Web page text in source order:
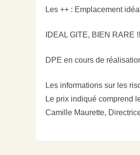
Les ++ : Emplacement
IDEAL GITE, BIEN RARE !!
DPE en cours de
Les informations sur les
Le prix indiqué comprend
Camille Maurette,